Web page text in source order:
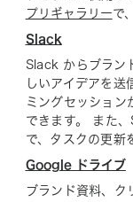
プリギャラリーで
Slack
Slack からブラン
しいアイデアを送
ミングセッション
できます。 また
で、タスクの更新
Google ドライブ
ブランド資料、ク